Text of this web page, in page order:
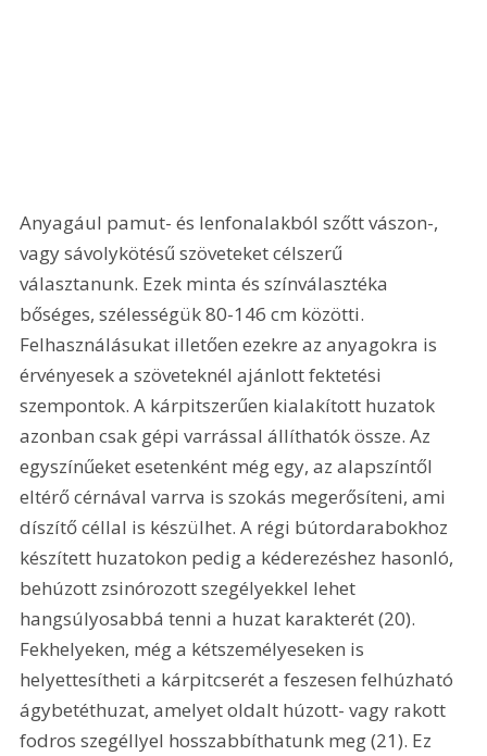
Anyagául pamut- és lenfonalakból szőtt vászon-,
vagy sávolykötésű szöveteket célszerű
választanunk. Ezek minta és színválasztéka
bőséges, szélességük 80-146 cm közötti.
Felhasználásukat illetően ezekre az anyagokra is
érvényesek a szöveteknél ajánlott fektetési
szempontok. A kárpitszerűen kialakított huzatok
azonban csak gépi varrással állíthatók össze. Az
egyszínűeket esetenként még egy, az alapszíntől
eltérő cérnával varrva is szokás megerősíteni, ami
díszítő céllal is készülhet. A régi bútordarabokhoz
készített huzatokon pedig a kéderezéshez hasonló,
behúzott zsinórozott szegélyekkel lehet
hangsúlyosabbá tenni a huzat karakterét (20).
Fekhelyeken, még a kétszemélyeseken is
helyettesítheti a kárpitcserét a feszesen felhúzható
ágybetéthuzat, amelyet oldalt húzott- vagy rakott
fodros szegéllyel hosszabbíthatunk meg (21). Ez